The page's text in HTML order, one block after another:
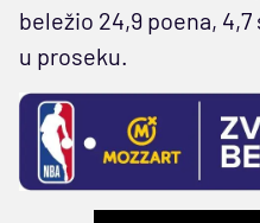
beležio 24,9 poena,
u proseku.